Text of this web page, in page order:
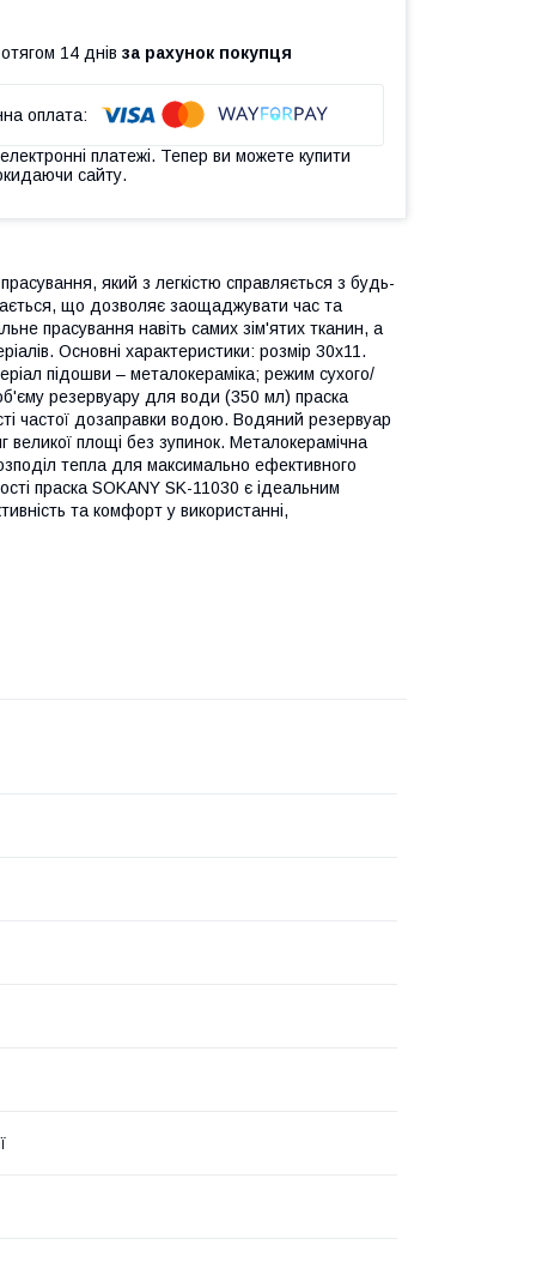
14 днів за рахунок покупця
платежі. Тепер ви можете купити
сайту.
який з легкістю справляється з будь-
що дозволяє заощаджувати час та
прасування навіть самих зім'ятих тканин, а
Основні характеристики: розмір 30х11.
підошви – металокераміка; режим сухого/
резервуару для води (350 мл) праска
частої дозаправки водою. Водяний резервуар
площі без зупинок. Металокерамічна
тепла для максимально ефективного
праска SOKANY SK-11030 є ідеальним
та комфорт у використанні,